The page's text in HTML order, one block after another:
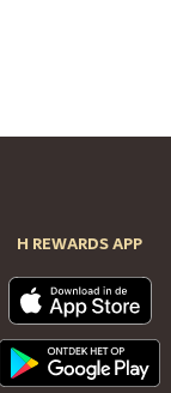
H REWARDS APP